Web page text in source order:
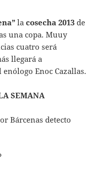
lacosecha 2013 de
una copa. Muuy
cuatro será
llegará a
Enoc Cazallas.
SEMANA
Bárcenas detecto